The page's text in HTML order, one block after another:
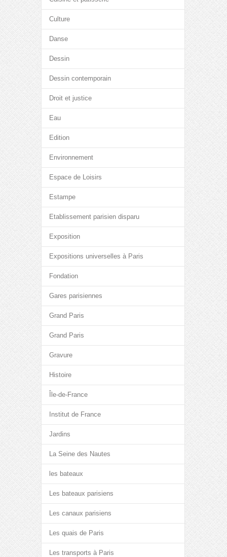
Culture
Danse
Dessin
Dessin contemporain
Droit et justice
Eau
Edition
Environnement
Espace de Loisirs
Estampe
Etablissement parisien disparu
Exposition
Expositions universelles à Paris
Fondation
Gares parisiennes
Grand Paris
Grand Paris
Gravure
Histoire
Île-de-France
Institut de France
Jardins
La Seine des Nautes
les bateaux
Les bateaux parisiens
Les canaux parisiens
Les quais de Paris
Les transports à Paris